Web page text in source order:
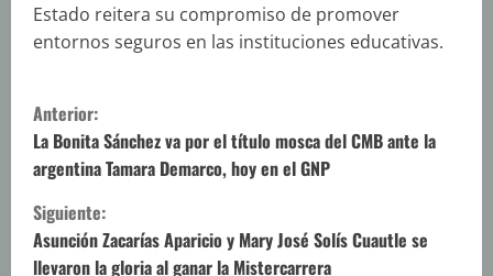
Estado reitera su compromiso de promover
entornos seguros en las instituciones educativas.
S
i
g
u
Anterior:
La Bonita Sánchez va por el título mosca del CMB ante la
argentina Tamara Demarco, hoy en el GNP
Siguiente:
Asunción Zacarías Aparicio y Mary José Solís Cuautle se
llevaron la gloria al ganar la Mistercarrera